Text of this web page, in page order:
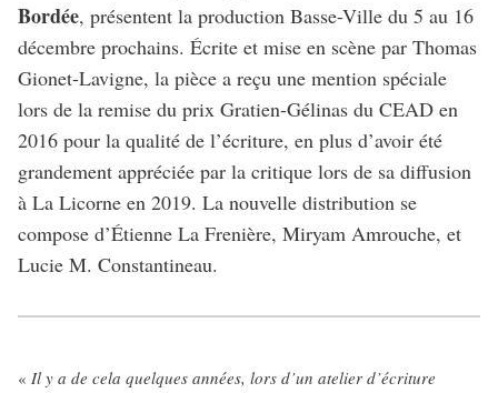
Bordée, présentent la production Basse-Ville du 5 au 16
décembre prochains. Écrite et mise en scène par Thomas
Gionet-Lavigne, la pièce a reçu une mention spéciale
lors de la remise du prix Gratien-Gélinas du CEAD en
2016 pour la qualité de l’écriture, en plus d’avoir été
grandement appréciée par la critique lors de sa diffusion
à La Licorne en 2019. La nouvelle distribution se
compose d’Étienne La Frenière, Miryam Amrouche, et
Lucie M. Constantineau.
« Il y a de cela quelques années, lors d’un atelier d’écriture